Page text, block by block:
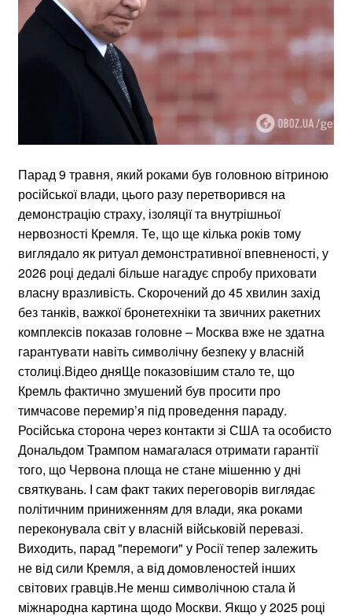
Парад 9 травня, який роками був головною вітриною
російської влади, цього разу перетворився на
демонстрацію страху, ізоляції та внутрішньої
нервозності Кремля. Те, що ще кілька років тому
виглядало як ритуал демонстративної впевненості, у
2026 році дедалі більше нагадує спробу приховати
власну вразливість. Скорочений до 45 хвилин захід
без танків, важкої бронетехніки та звичних ракетних
комплексів показав головне – Москва вже не здатна
гарантувати навіть символічну безпеку у власній
столиці.Відео дняЩе показовішим стало те, що
Кремль фактично змушений був просити про
тимчасове перемир’я під проведення параду.
Російська сторона через контакти зі США та особисто
Дональдом Трампом намагалася отримати гарантії
того, що Червона площа не стане мішенню у дні
святкувань. І сам факт таких переговорів виглядає
політичним приниженням для влади, яка роками
переконувала світ у власній військовій перевазі.
Виходить, парад "перемоги" у Росії тепер залежить
не від сили Кремля, а від домовленостей інших
світових гравців.Не менш символічною стала й
міжнародна картина щодо Москви. Якщо у 2025 році